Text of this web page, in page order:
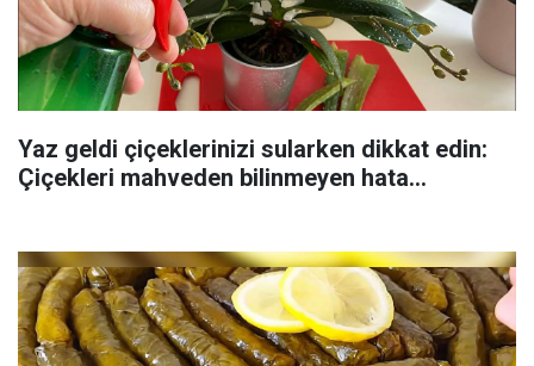
Yaz geldi çiçeklerinizi sularken dikkat edin:
Çiçekleri mahveden bilinmeyen hata...